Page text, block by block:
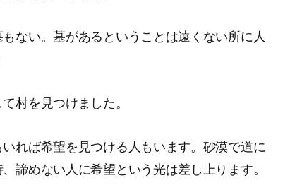
ない。墓があるということは遠くない所に人
村を見つけました。
れば希望を見つける人もいます。砂漠で道に
諦めない人に希望という光は差し上ります。